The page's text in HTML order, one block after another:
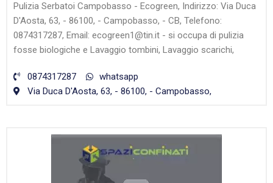
Pulizia Serbatoi Campobasso - Ecogreen, Indirizzo: Via Duca
D'Aosta, 63, - 86100, - Campobasso, - CB, Telefono:
0874317287, Email: ecogreen1@tin.it - si occupa di pulizia
fosse biologiche e Lavaggio tombini, Lavaggio scarichi,
0874317287
whatsapp
Via Duca D'Aosta, 63, - 86100, - Campobasso,